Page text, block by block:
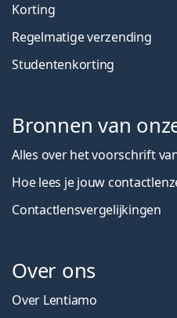
Korting
Regelmatige verzending
Studentenkorting
Bronnen van
Alles over het voorschrift
Hoe lees je jouw
Contactlensvergelijkingen
Over ons
Over Lentiamo